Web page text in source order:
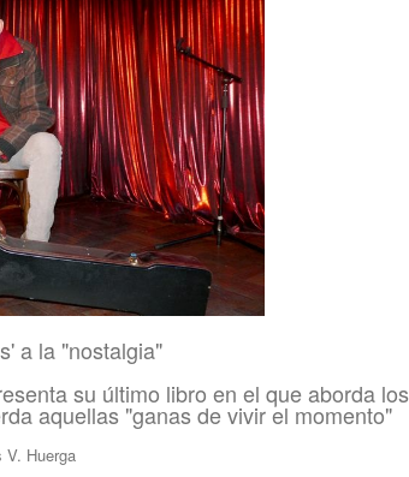
a la "nostalgia"
su último libro en el que aborda los
aquellas "ganas de vivir el momento"
V. Huerga